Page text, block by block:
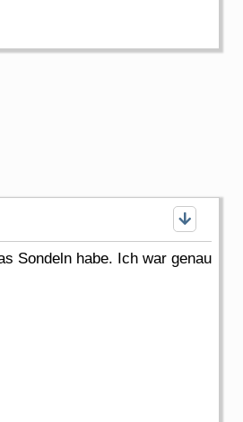
Sondeln habe. Ich war genau